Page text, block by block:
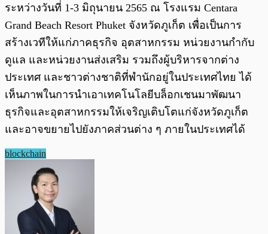
ระหว่างวันที่ 1-3 มิถุนายน 2565 ณ โรงแรม Centara
Grand Beach Resort Phuket จังหวัดภูเก็ต เพื่อเป็นการ
สร้างเวทีให้แก่ภาคธุรกิจ อุตสาหกรรม หน่วยงานกำกับ
ดูแล และหน่วยงานส่งเสริม รวมถึงผู้บริหารจากต่าง
ประเทศ และชาวต่างชาติที่พำนักอยู่ในประเทศไทย ได้
เห็นภาพในการนำเอาเทคโนโลยีบล็อกเชนมาพัฒนา
ธุรกิจและอุตสาหกรรมให้เจริญเติบโตแก่จังหวัดภูเก็ต
และอาจขยายไปยังภาคส่วนต่าง ๆ ภายในประเทศได้
blockchain